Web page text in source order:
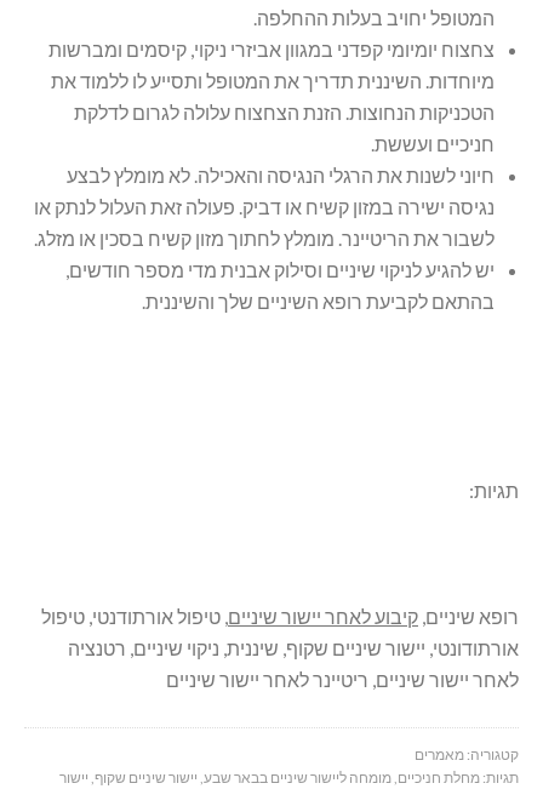
המטופל יחויב בעלות ההחלפה.
צחצוח יומיומי קפדני במגוון אביזרי ניקוי, קיסמים ומברשות
מיוחדות. השיננית תדריך את המטופל ותסייע לו ללמוד את
הטכניקות הנחוצות. הזנת הצחצוח עלולה לגרום לדלקת
חניכיים ועששת.
חיוני לשנות את הרגלי הנגיסה והאכילה. לא מומלץ לבצע
נגיסה ישירה במזון קשיח או דביק. פעולה זאת העלול לנתק או
לשבור את הריטיינר. מומלץ לחתוך מזון קשיח בסכין או מזלג.
יש להגיע לניקוי שיניים וסילוק אבנית מדי מספר חודשים,
בהתאם לקביעת רופא השיניים שלך והשיננית.
תגיות:
רופא שיניים, קיבוע לאחר יישור שיניים, טיפול אורתודנטי, טיפול
אורתודונטי, יישור שיניים שקוף, שיננית, ניקוי שיניים, רטנציה
לאחר יישור שיניים, ריטיינר לאחר יישור שיניים
קטגוריה: מאמרים
תגיות: מחלת חניכיים,מומחה ליישור שיניים בבאר שבע, יישור שיניים שקוף, יישור